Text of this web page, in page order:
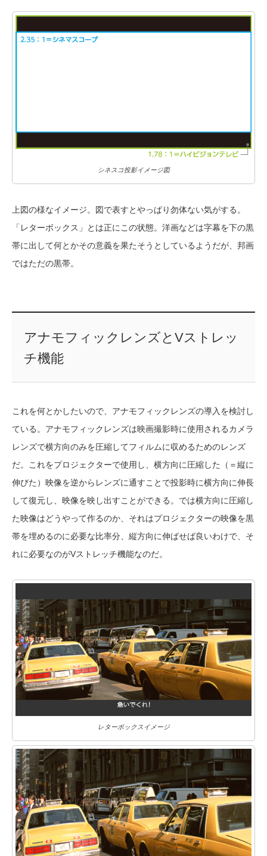
シネスコ投影イメージ図
上図の様なイメージ。図で表すとやっぱり勿体ない気がする。
「レターボックス」とは正にこの状態。洋画などは字幕を下の黒
帯に出して何とかその意義を果たそうとしているようだが、邦画
ではただの黒帯。
アナモフィックレンズとVストレッ
チ機能
これを何とかしたいので、アナモフィックレンズの導入を検討し
ている。アナモフィックレンズは映画撮影時に使用されるカメラ
レンズで横方向のみを圧縮してフィルムに収めるためのレンズ
だ。これをプロジェクターで使用し、横方向に圧縮した（＝縦に
伸びた）映像を逆からレンズに通すことで投影時に横方向に伸長
して復元し、映像を映し出すことができる。では横方向に圧縮し
た映像はどうやって作るのか、それはプロジェクターの映像を黒
帯を埋めるのに必要な比率分、縦方向に伸ばせば良いわけで、そ
れに必要なのがVストレッチ機能なのだ。
レターボックスイメージ